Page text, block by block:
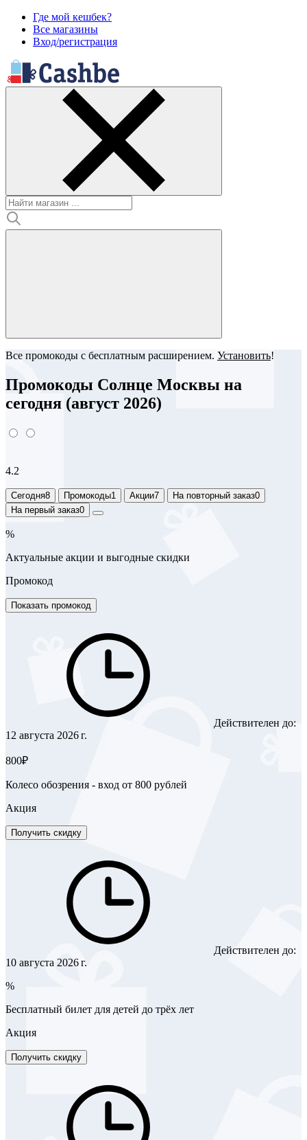
Где мой кешбек?
Все магазины
Вход/регистрация
Все промокоды с бесплатным расширением. Установить!
Промокоды Солнце Москвы на
сегодня (август 2026)
4.2
Сегодня8 Промокоды1 Акции7 На повторный заказ0
На первый заказ0
%
Актуальные акции и выгодные скидки
Промокод
Показать промокод
Действителен до:
12 августа 2026 г.
800₽
Колесо обозрения - вход от 800 рублей
Акция
Получить скидку
Действителен до:
10 августа 2026 г.
%
Бесплатный билет для детей до трёх лет
Акция
Получить скидку